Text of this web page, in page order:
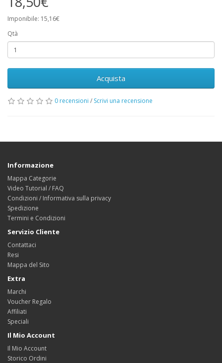
Imponibile: 15,16€
Qtà
Acquista
0 recensioni / Scrivi una recensione
Informazione
Mappa Categorie
Video Tutorial / FAQ
Condizioni / Informativa sulla privacy
Spedizione
Termini e Condizioni
Servizio Cliente
Contattaci
Resi
Mappa del Sito
Extra
Marchi
Voucher Regalo
Affiliati
Speciali
Il Mio Account
Il Mio Account
Storico Ordini